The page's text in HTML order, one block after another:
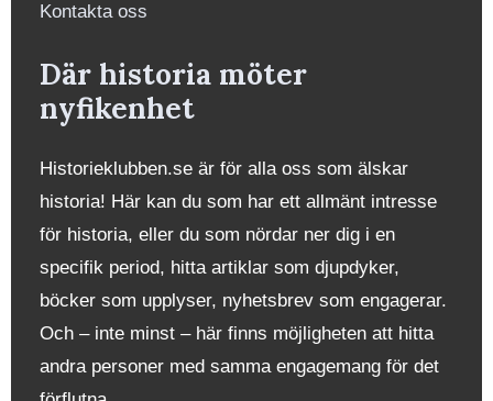
Kontakta oss
Där historia möter
nyfikenhet
Historieklubben.se är för alla oss som älskar
historia! Här kan du som har ett allmänt intresse
för historia, eller du som nördar ner dig i en
specifik period, hitta artiklar som djupdyker,
böcker som upplyser, nyhetsbrev som engagerar.
Och – inte minst – här finns möjligheten att hitta
andra personer med samma engagemang för det